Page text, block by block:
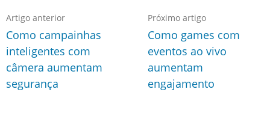
Artigo anterior
Como campainhas
inteligentes com
câmera aumentam
segurança
Próximo artigo
Como games com
eventos ao vivo
aumentam
engajamento